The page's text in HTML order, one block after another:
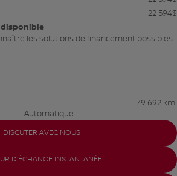
22 594$
disponible
les solutions de financement possibles
Automatique
79 692 km
DISCUTER AVEC NOUS
D'ÉCHANGE INSTANTANÉE